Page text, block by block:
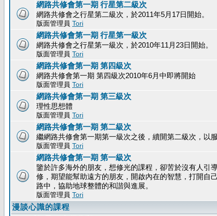
網路共修會第一期 行星第二級次
網路共修會之行星第二級次，於2011年5月17日開始。
版面管理員 Tori
網路共修會第一期 行星第一級次
網路共修會之行星第一級次，於2010年11月23日開始。
版面管理員 Tori
網路共修會第一期 第四級次
網路共修會第一期 第四級次2010年6月中即將開始
版面管理員 Tori
網路共修會第一期 第三級次
理性思想體
版面管理員 Tori
網路共修會第一期 第二級次
繼網路共修會第一期第一級次之後，續開第二級次，以
版面管理員 Tori
網路共修會第一期 第一級次
鑒於許多海外的朋友，想修光的課程，卻苦於沒有人引
修，期望能幫助遠方的朋友，開啟內在的智慧，打開自
路中，協助地球整體的和諧與進展。
版面管理員 Tori
漫談心識的課程